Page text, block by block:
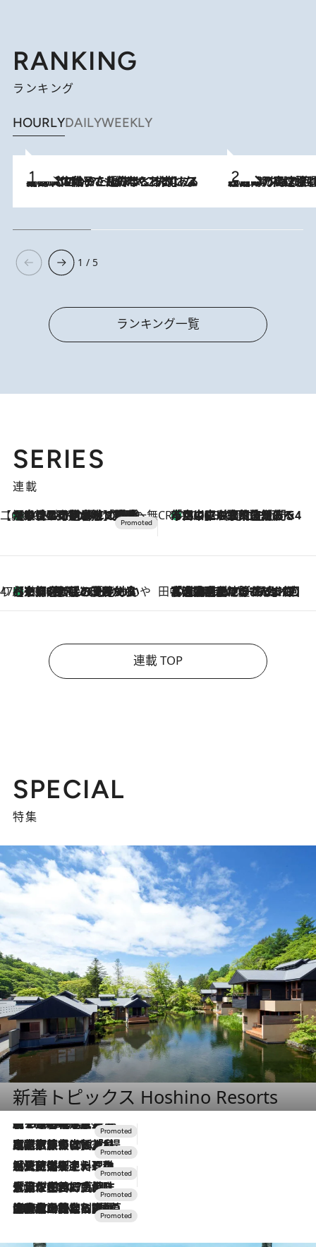
RANKING
ランキング
HOURLYDAILYWEEKLY
2026.8.5
【阿川佐和子さんの年とる力】なぜ70代で始めた趣味は“こんなに楽しい”のか？ ピアノ、俳句…スランプに陥っても続けられる“ある秘訣”とは 2026.8.7
「湘南乃風に憧れて」観客大盛上がりの“タオル回し”に、ラッパー顔負けの高速歌唱まで…さだまさし（74）のアグレッシブすぎる現在地
1 / 5
ランキング一覧
SERIES
連載
【CREA×星野リゾート】唯一無二。癒しと発見が待つ場所へ
2026.8.7
【トンボの足水浴】ヒノキの香りに包まれて涼感マックス！約13℃の湧水かけ流しを避暑地「星野温泉 トンボの湯」で体験 CREA'S CHOICE
2026.8.7
「立川にも歌舞伎があるんだよ」 片岡仁左衛門・市川中車ら豪華座組みで4年目の立川立飛歌舞伎へ
47都道府県の手みやげ ひんやりスイーツで夏を満喫
2026.8.7
【京都府】この夏絶対食べたい 冷やしておいしいおやつ3選 ひと口目から心を掴む新緑のテリーヌ 田中稲の勝手に再ブーム
2026.8.7
「湘南乃風に憧れて」観客大盛上がりの“タオル回し”に、ラッパー顔負けの高速歌唱まで…さだまさし（74）のアグレッシブすぎる現在地
連載 TOP
SPECIAL
特集
新着トピックス Hoshino Resorts
2026.8.7
【トンボの足水浴】ヒノキの香りに包まれて涼感マックス！約13℃の湧水かけ流しを避暑地「星野温泉 トンボの湯」で体験
2026.7.31
【ホテル帰省】という選択肢をOMOが提案。家族とほどよい距離を保つには「昼は実家、夜は気兼ねなくホテルで！」
2026.7.24
【夏限定ディナーコース】旬を迎える稚鮎や花ズッキーニなどをイタリア・トスカーナの郷土料理の手法で満喫！
2026.7.17
「土佐和ハーブかき氷」がOMO7高知に登場！生姜、山椒、大葉など目にも舌にも涼を呼ぶ郷土の味
2026.7.10
NEW OPEN！【界 草津】名湯の地に誕生。趣の異なる2種の温泉と上州ならではの会席・蕎麦割烹など美食を味わう究極の癒やし旅